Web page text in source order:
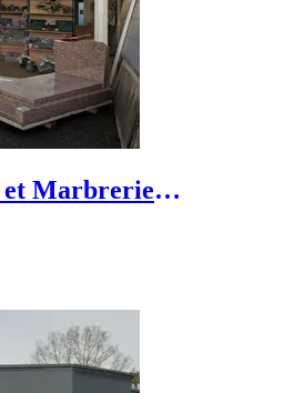
et Marbrerie